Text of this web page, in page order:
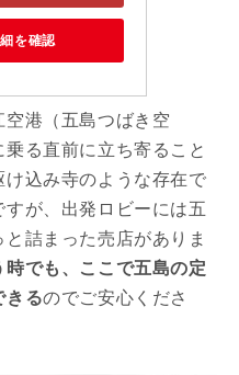
を確認
港（五島つばき空
る直前に立ち寄ること
込み寺のような存在で
が、出発ロビーには五
詰まった売店がありま
時でも、ここで五島の定
きるのでご安心くださ